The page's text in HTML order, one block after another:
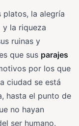
platos, la alegría
la riqueza
ruinas y
que sus parajes
por los que
ciudad se está
hasta el punto de
no hayan
ser humano.